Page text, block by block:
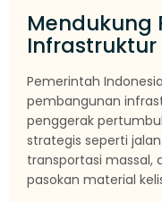
Mendukung
Infrastruktur
Pemerintah
pembangunan
penggerak
strategis seperti
transportasi massal,
pasokan material